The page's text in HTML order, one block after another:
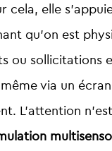
cela, elle
qu’on est
ou sollicitations
via un
L’attention